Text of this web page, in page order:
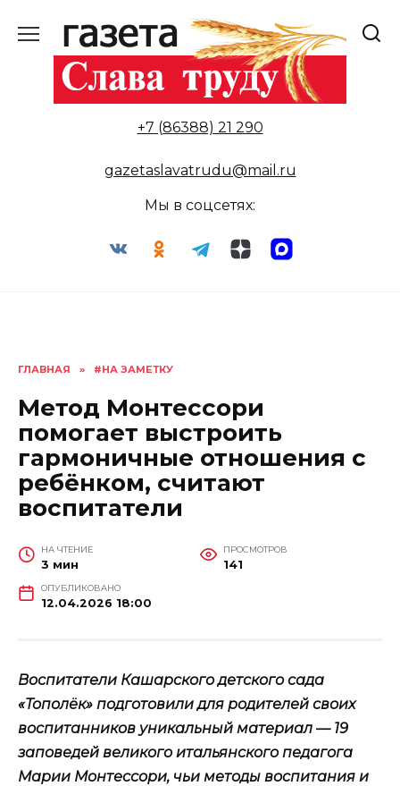
содержанию
+7 (86388) 21 290
gazetaslavatrudu@mail.ru
Мы в соцсетях:
ГЛАВНАЯ » #НА ЗАМЕТКУ
Метод Монтессори
помогает выстроить
гармоничные отношения с
ребёнком, считают
воспитатели
НА ЧТЕНИЕ
3 мин
ПРОСМОТРОВ
141
ОПУБЛИКОВАНО
12.04.2026 18:00
Воспитатели Кашарского детского сада
«Тополёк» подготовили для родителей своих
воспитанников уникальный материал — 19
заповедей великого итальянского педагога
Марии Монтессори, чьи методы воспитания и